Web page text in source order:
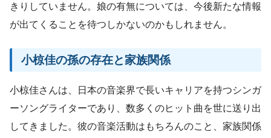
きりしていません。娘の有無については、今後新たな情報
が出てくることを待つしかないのかもしれません。
小椋佳の孫の存在と家族関係
小椋佳さんは、日本の音楽界で長いキャリアを持つシンガ
ーソングライターであり、数多くのヒット曲を世に送り出
してきました。彼の音楽活動はもちろんのこと、家族関係